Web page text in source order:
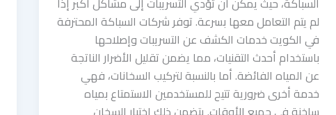
لم يتم التعامل معها بسرعة. توفر شركات السباكة المحترفة
في الكويت خدمات الكشف عن التسريبات وإصلاحها
باستخدام أحدث التقنيات، مما يضمن تقليل الأضرار الناتجة
عن المياه الفائضة. أما بالنسبة لتركيب السخانات، فهي
خدمة أخرى ضرورية تتيح للمستخدمين الاستمتاع بمياه